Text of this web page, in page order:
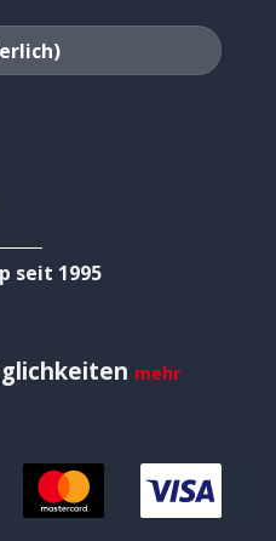
seit 1995
mehr